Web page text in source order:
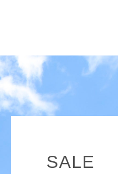
SALE